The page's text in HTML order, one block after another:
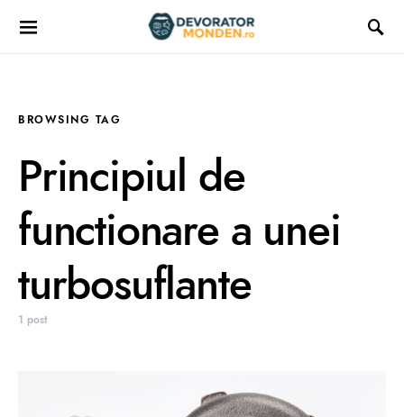
BROWSING TAG
Principiul de
functionare a unei
turbosuflante
1 post